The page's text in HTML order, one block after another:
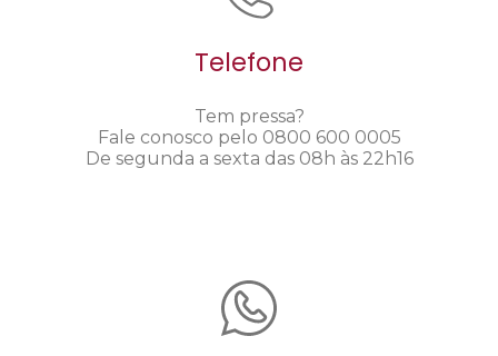
Telefone
Tem pressa?
Fale conosco pelo 0800 600 0005
De segunda a sexta das 08h às 22h16